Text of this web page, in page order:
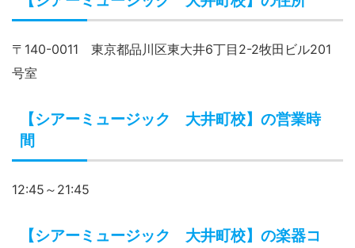
〒140-0011 東京都品川区東大井6丁目2-2牧田ビル201
号室
【シアーミュージック 大井町校】の営業時
間
12:45～21:45
【シアーミュージック 大井町校】の楽器コ